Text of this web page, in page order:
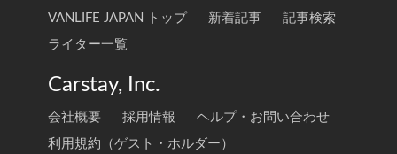
VANLIFE JAPAN トップ
新着記事
記事検索
ライター一覧
Carstay, Inc.
会社概要 採用情報
ヘルプ・お問い合わせ
利用規約（ゲスト・ホルダー）